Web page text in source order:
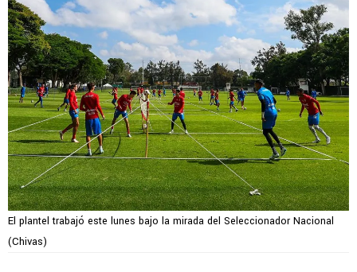
El plantel trabajó este lunes bajo la mirada del Seleccionador Nacional
(Chivas)